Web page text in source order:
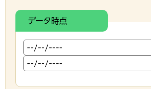
データ時点